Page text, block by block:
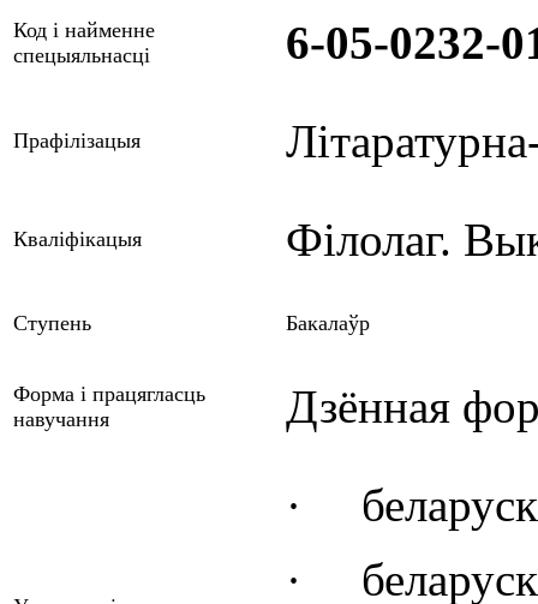
Код і найменне
спецыяльнасці
6-05-0232-
Прафілізацыя
Кваліфікацыя Філолаг.
Ступень Бакалаўр
Форма і працягласць
навучання
Дзённая
·
·